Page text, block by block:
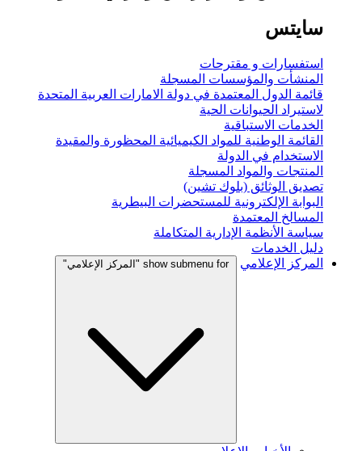
سايتس
استفسارات و مقترحات
المنشأت والمؤسسات المسجلة
قائمة الدول المعتمدة في دولة الامارات العربية المتحدة
لاستيراد الحيوانات الحية
الخدمات الاستباقية
القائمة الوطنية للمواد الكيميائية المحظورة والمقيدة
الاستخدام في الدولة
المنتجات والمواد المسجلة
تصديق الوثائق (بلوك تشين)
البوابة الإلكترونية للمستحضرات البيطرية
المسالخ المعتمدة
سياسة الأنظمة الإدارية المتكاملة
دليل الخدمات
المركز الإعلامي
show submenu for "المركز الإعلامي"